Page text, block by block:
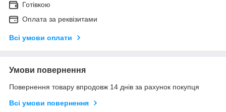
Готівкою
Оплата за реквізитами
Всі умови оплати
Умови повернення
Повернення товару впродовж 14 днів за рахунок покупця
Всі умови повернення